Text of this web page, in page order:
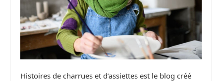
Histoires de charrues et d’assiettes est le blog créé